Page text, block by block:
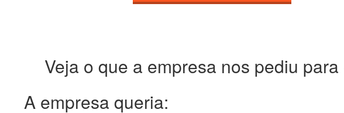
Veja o que a empresa nos pediu para
A empresa queria: